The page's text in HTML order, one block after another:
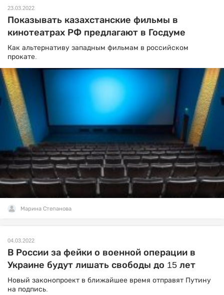
23.03.2022
Показывать казахстанские фильмы в
кинотеатрах РФ предлагают в Госдуме
Как альтернативу западным фильмам в российском
прокате.
Марина Степанова
04.03.2022
В России за фейки о военной операции в
Украине будут лишать свободы до 15 лет
Новый законопроект в ближайшее время отправят Путину
на подпись.